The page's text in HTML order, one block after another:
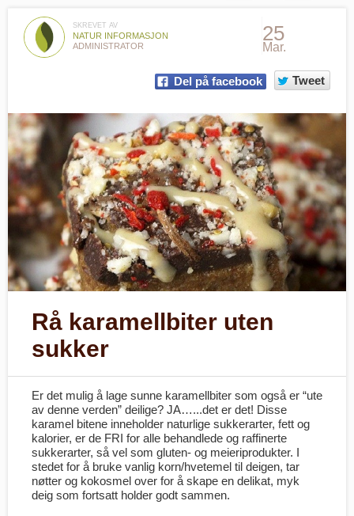
SKREVET AV
NATUR INFORMASJON
ADMINISTRATOR
25
Mar.
Del på facebook Tweet
Rå karamellbiter uten
sukker
Er det mulig å lage sunne karamellbiter som også er “ute
av denne verden” deilige? JA…...det er det! Disse
karamel bitene inneholder naturlige sukkerarter, fett og
kalorier, er de FRI for alle behandlede og raffinerte
sukkerarter, så vel som gluten- og meieriprodukter. I
stedet for å bruke vanlig korn/hvetemel til deigen, tar
nøtter og kokosmel over for å skape en delikat, myk
deig som fortsatt holder godt sammen.